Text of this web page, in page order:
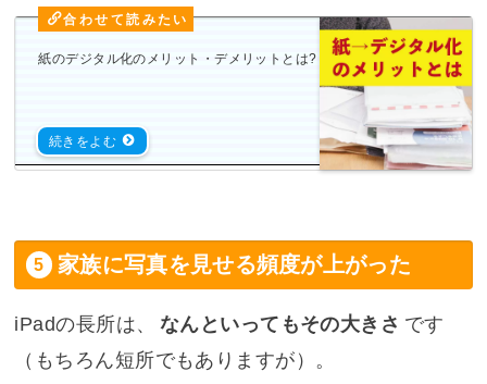
紙のデジタル化のメリット・デメリットとは?
家族に写真を見せる頻度が上がった
iPadの長所は、 なんといってもその大きさ です
（もちろん短所でもありますが）。